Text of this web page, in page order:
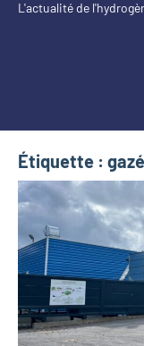
Bretagne
L'actualité de
Étiquette :